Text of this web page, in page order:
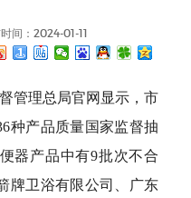
间：2024-01-11
管理总局官网显示，市
种产品质量国家监督抽
器产品中有9批次不合
牌卫浴有限公司、广东